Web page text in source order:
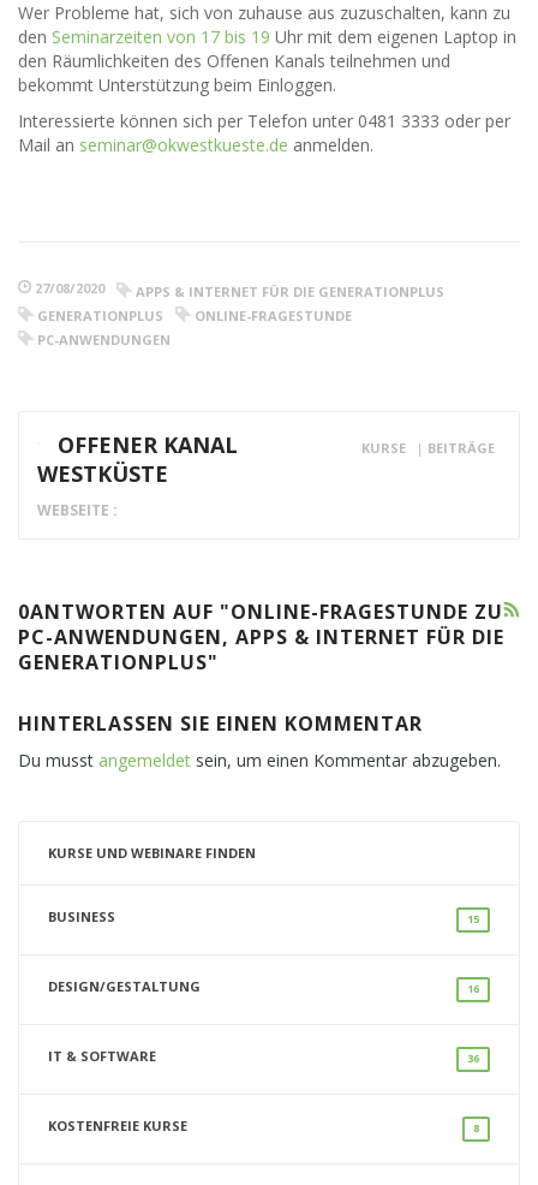
Wer Probleme hat, sich von zuhause aus zuzuschalten, kann zu
den Seminarzeiten von 17 bis 19 Uhr mit dem eigenen Laptop in
den Räumlichkeiten des Offenen Kanals teilnehmen und
bekommt Unterstützung beim Einloggen.
Interessierte können sich per Telefon unter 0481 3333 oder per
Mail an seminar@okwestkueste.de anmelden.
27/08/2020
APPS & INTERNET FÜR DIE GENERATIONPLUS
GENERATIONPLUS
ONLINE-FRAGESTUNDE
PC-ANWENDUNGEN
BEITRÄGE
|
KURSE
OFFENER KANAL
WESTKÜSTE
WEBSEITE :
0ANTWORTEN AUF "ONLINE-FRAGESTUNDE ZU
PC-ANWENDUNGEN, APPS & INTERNET FÜR DIE
GENERATIONPLUS"
HINTERLASSEN SIE EINEN KOMMENTAR
Du musst angemeldet sein, um einen Kommentar abzugeben.
KURSE UND WEBINARE FINDEN
BUSINESS 15
DESIGN/GESTALTUNG 16
IT & SOFTWARE 36
KOSTENFREIE KURSE 8